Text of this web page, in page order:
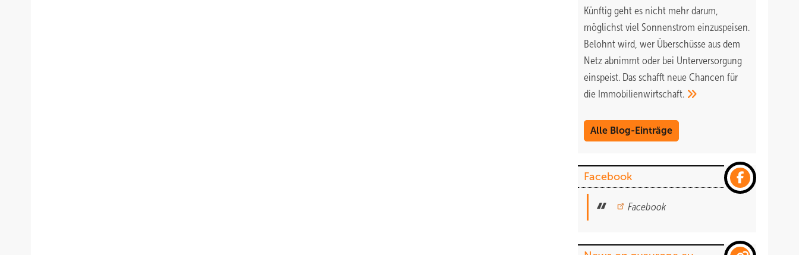
Künftig geht es nicht mehr darum,
möglichst viel Sonnenstrom einzuspeisen.
Belohnt wird, wer Überschüsse aus dem
Netz abnimmt oder bei Unterversorgung
einspeist. Das schafft neue Chancen für
die Immobilienwirtschaft.
Alle Blog-Einträge
Facebook
Facebook